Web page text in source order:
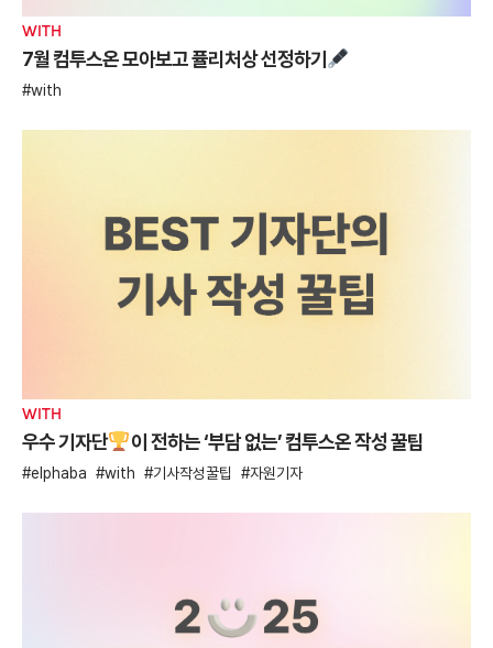
WITH
7월 컴투스온 모아보고 퓰리처상 선정하기
with
WITH
우수 기자단 이 전하는 ‘부담 없는’ 컴투스온 작성 꿀팁
elphaba with 기사작성꿀팁 자원기자